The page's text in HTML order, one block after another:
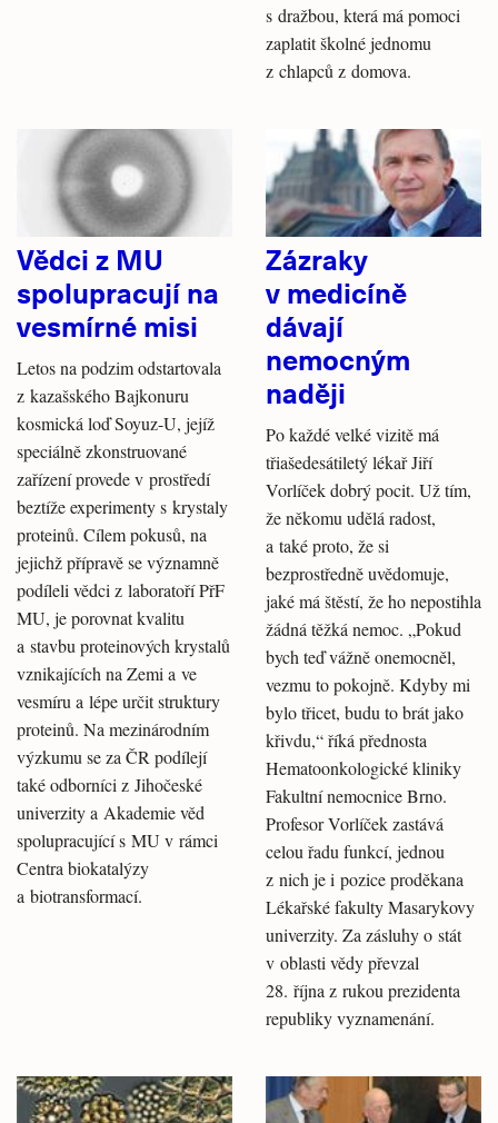
s dražbou, která má pomoci
zaplatit školné jednomu
z chlapců z domova.
Vědci z MU
spolupracují na
vesmírné misi
Letos na podzim odstartovala
z kazašského Bajkonuru
kosmická loď Soyuz-U, jejíž
speciálně zkonstruované
zařízení provede v prostředí
beztíže experimenty s krystaly
proteinů. Cílem pokusů, na
jejichž přípravě se významně
podíleli vědci z laboratoří PřF
MU, je porovnat kvalitu
a stavbu proteinových krystalů
vznikajících na Zemi a ve
vesmíru a lépe určit struktury
proteinů. Na mezinárodním
výzkumu se za ČR podílejí
také odborníci z Jihočeské
univerzity a Akademie věd
spolupracující s MU v rámci
Centra biokatalýzy
a biotransformací.
Zázraky
v medicíně
dávají
nemocným
naději
Po každé velké vizitě má
třiašedesátiletý lékař Jiří
Vorlíček dobrý pocit. Už tím,
že někomu udělá radost,
a také proto, že si
bezprostředně uvědomuje,
jaké má štěstí, že ho nepostihla
žádná těžká nemoc. „Pokud
bych teď vážně onemocněl,
vezmu to pokojně. Kdyby mi
bylo třicet, budu to brát jako
křivdu,“ říká přednosta
Hematoonkologické kliniky
Fakultní nemocnice Brno.
Profesor Vorlíček zastává
celou řadu funkcí, jednou
z nich je i pozice proděkana
Lékařské fakulty Masarykovy
univerzity. Za zásluhy o stát
v oblasti vědy převzal
28. října z rukou prezidenta
republiky vyznamenání.